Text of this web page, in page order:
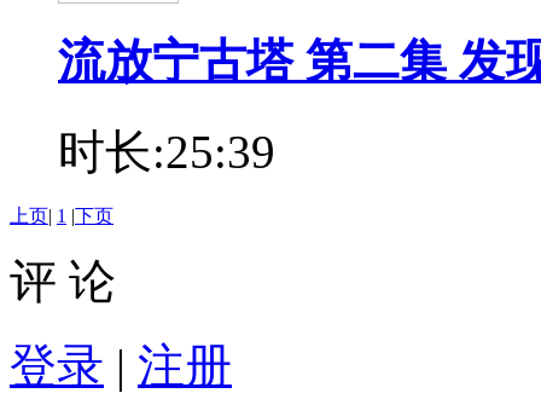
流放宁古塔 第二集 发
时长:25:39
上页| 1 |下页
评 论
登录 | 注册